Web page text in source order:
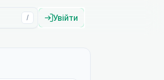
/ Увійти